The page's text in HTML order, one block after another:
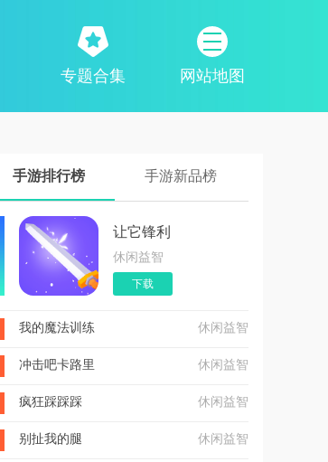
网站地图
专题合集
手游排行榜 手游新品榜
让它锋利
休闲益智
下载
我的魔法训练 休闲益智
冲击吧卡路里 休闲益智
疯狂踩踩踩 休闲益智
别扯我的腿 休闲益智